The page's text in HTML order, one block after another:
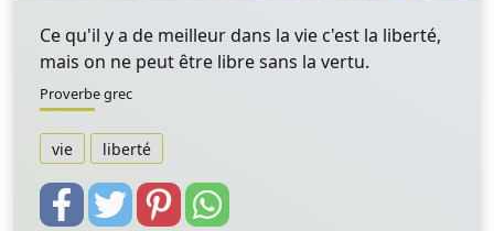
Ce qu'il y a de meilleur dans la vie c'est la liberté,
mais on ne peut être libre sans la vertu.
Proverbe grec
vie liberté